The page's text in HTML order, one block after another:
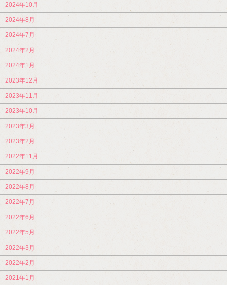
2024年10月
2024年8月
2024年7月
2024年2月
2024年1月
2023年12月
2023年11月
2023年10月
2023年3月
2023年2月
2022年11月
2022年9月
2022年8月
2022年7月
2022年6月
2022年5月
2022年3月
2022年2月
2021年1月